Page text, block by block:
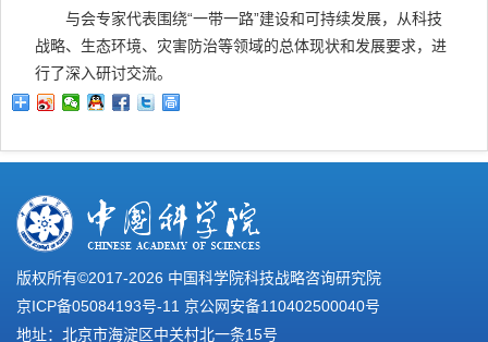
与会专家代表围绕“一带一路”建设和可持续发展，从科技
战略、生态环境、灾害防治等领域的总体现状和发展要求，进
行了深入研讨交流。
版权所有©2017-2026 中国科学院科技战略咨询研究院
京ICP备05084193号-11 京公网安备110402500040号
地址：北京市海淀区中关村北一条15号